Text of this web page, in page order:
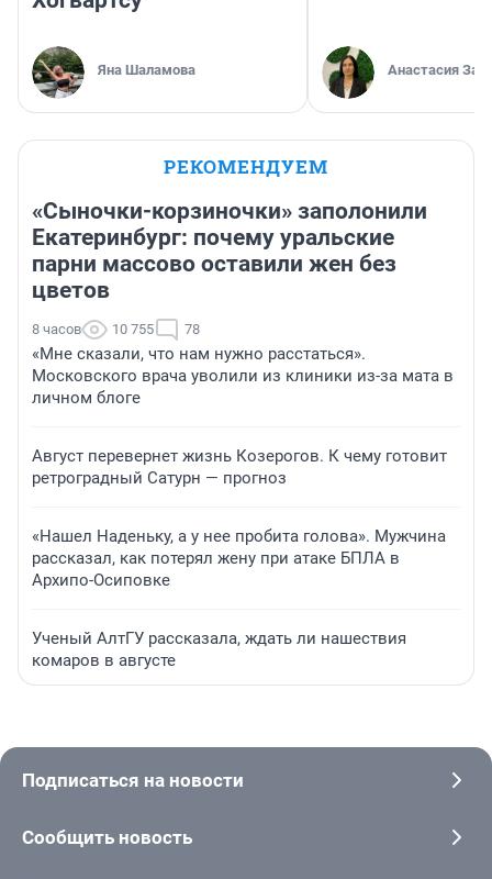
Яна Шаламова Анастасия
РЕКОМЕНДУЕМ
«Сыночки-корзиночки» заполонили
Екатеринбург: почему уральские
парни массово оставили жен без
цветов
8 часов 10 755 78
«Мне сказали, что нам нужно расстаться».
Московского врача уволили из клиники из-за мата в
личном блоге
Август перевернет жизнь Козерогов. К чему готовит
ретроградный Сатурн — прогноз
«Нашел Наденьку, а у нее пробита голова». Мужчина
рассказал, как потерял жену при атаке БПЛА в
Архипо-Осиповке
Ученый АлтГУ рассказала, ждать ли нашествия
комаров в августе
Подписаться на новости
Сообщить новость